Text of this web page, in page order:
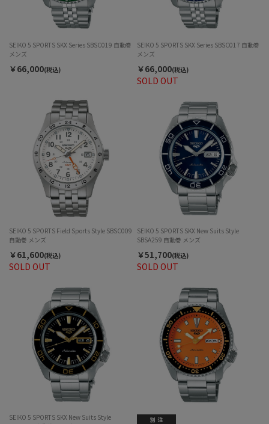
SEIKO 5 SPORTS SKX Series SBSC019 自動巻
メンズ
￥66,000(税込)
SOLD OUT
SEIKO 5 SPORTS SKX Series SBSC017 自動巻
メンズ
￥66,000(税込)
SOLD OUT
SEIKO 5 SPORTS Field Sports Style SBSC009
自動巻 メンズ
￥61,600(税込)
SOLD OUT
SEIKO 5 SPORTS SKX New Suits Style
SBSA259 自動巻 メンズ
￥51,700(税込)
SEIKO 5 SPORTS SKX New Suits Style